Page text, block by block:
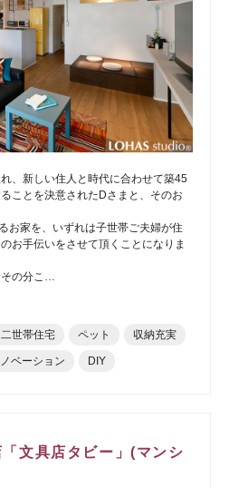
、新しい住人と時代に合わせて築45
ことを決意されたDさまと、そのお
お家を、いずれは子世帯ご夫婦が住
お手伝いをさせて頂くことになりま
その分こ…
二世帯住宅 ペット 収納充実
ベーション DIY
文具店タビー」(マンシ